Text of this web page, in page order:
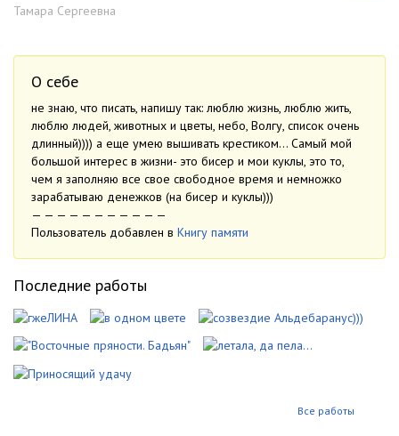
Тамара Сергеевна
О себе
не знаю, что писать, напишу так: люблю жизнь, люблю жить,
люблю людей, животных и цветы, небо, Волгу, список очень
длинный)))) а еще умею вышивать крестиком… Самый мой
большой интерес в жизни- это бисер и мои куклы, это то,
чем я заполняю все свое свободное время и немножко
зарабатываю денежков (на бисер и куклы)))
— — — — — — — — — — —
Пользователь добавлен в Книгу памяти
Последние работы
Все работы